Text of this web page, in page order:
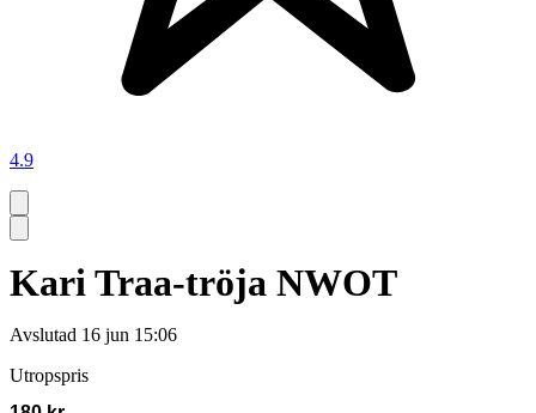
4.9
Kari Traa-tröja NWOT
Avslutad 16 jun 15:06
Utropspris